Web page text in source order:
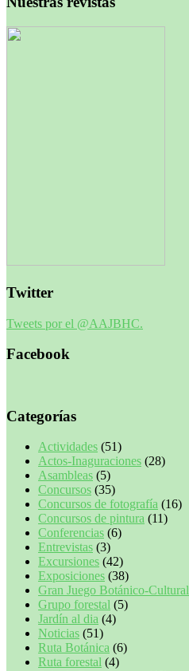
Twitter
Tweets por el @AAJBHC.
Facebook
Categorías
Actividades (51)
Actos-Inaguraciones (28)
Asambleas (5)
Concursos (35)
Concursos de fotografía (16)
Concursos de pintura (11)
Conferencias (6)
Entrevistas (3)
Excursiones (42)
Exposiciones (38)
Gran Juego Botánico-Cultural
Grupo forestal (5)
Jardín al dia (4)
Noticias (51)
Ruta Botánica (6)
Ruta forestal (4)